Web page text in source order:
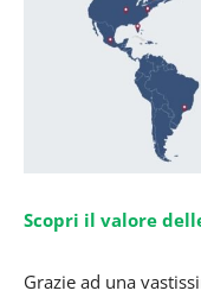
Scopri il valore
Grazie ad una